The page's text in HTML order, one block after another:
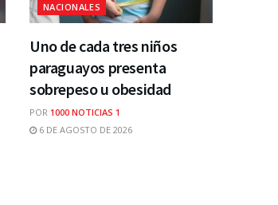
NACIONALES
Uno de cada tres niños
paraguayos presenta
sobrepeso u obesidad
POR 1000 NOTICIAS 1
6 DE AGOSTO DE 2026